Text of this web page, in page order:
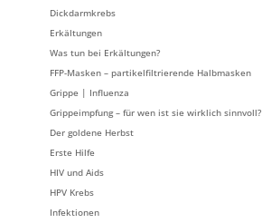
Dickdarmkrebs
Erkältungen
Was tun bei Erkältungen?
FFP-Masken – partikelfiltrierende Halbmasken
Grippe | Influenza
Grippeimpfung – für wen ist sie wirklich sinnvoll?
Der goldene Herbst
Erste Hilfe
HIV und Aids
HPV Krebs
Infektionen